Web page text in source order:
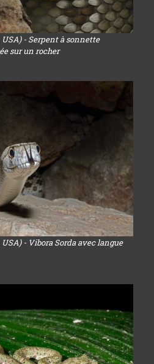
- Serpent à sonnette
sur un rocher
- Vibora Sorda avec langue